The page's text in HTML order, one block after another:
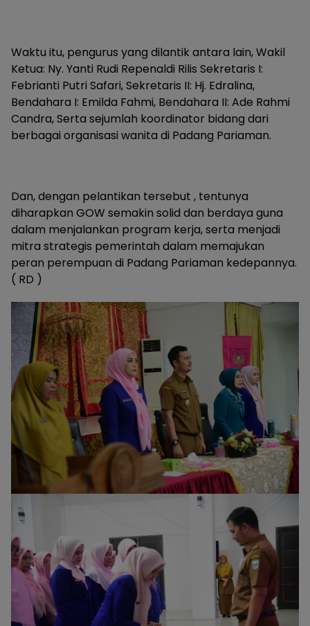
Waktu itu, pengurus yang dilantik antara lain, Wakil
Ketua: Ny. Yanti Rudi Repenaldi Rilis Sekretaris I:
Febrianti Putri Safari, Sekretaris II: Hj. Edralina,
Bendahara I: Emilda Fahmi, Bendahara II: Ade Rahmi
Candra, Serta sejumlah koordinator bidang dari
berbagai organisasi wanita di Padang Pariaman.
Dan, dengan pelantikan tersebut , tentunya
diharapkan GOW semakin solid dan berdaya guna
dalam menjalankan program kerja, serta menjadi
mitra strategis pemerintah dalam memajukan
peran perempuan di Padang Pariaman kedepannya.
( RD )